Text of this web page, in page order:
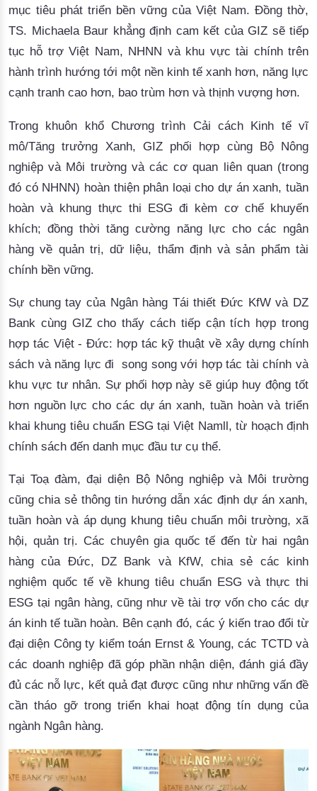
mục tiêu phát triển bền vững của Việt Nam. Đồng thờ,
TS. Michaela Baur khẳng định cam kết của GIZ sẽ tiếp
tục hỗ trợ Việt Nam, NHNN và khu vực tài chính trên
hành trình hướng tới một nền kinh tế xanh hơn, năng lực
cạnh tranh cao hơn, bao trùm hơn và thịnh vượng hơn.
Trong khuôn khổ Chương trình Cải cách Kinh tế vĩ
mô/Tăng trưởng Xanh, GIZ phối hợp cùng Bộ Nông
nghiệp và Môi trường và các cơ quan liên quan(trong
đó có NHNN) hoàn thiện phân loại cho dự án xanh, tuần
hoàn và khung thực thi ESG đi kèm cơ chế khuyến
khích; đồng thời tăng cường năng lực cho các ngân
hàng về quản trị, dữ liệu, thẩm định và sản phẩm tài
chính bền vững.
Sự chung tay của Ngân hàng Tái thiết Đức KfW và DZ
Bank cùng GIZ cho thấy cách tiếp cận tích hợp trong
hợp tác Việt - Đức: hợp tác kỹ thuật về xây dựng chính
sách và năng lực đi song song với hợp tác tài chính và
khu vực tư nhân. Sự phối hợp này sẽ giúp huy động tốt
hơn nguồn lực cho các dự án xanh, tuần hoàn và triển
khai khung tiêu chuẩn ESG tại Việt Namll, từ hoạch định
chính sách đến danh mục đầu tư cụ thể.
Tại Toạ đàm,đại diện Bộ Nông nghiệp và Môi trường
cũng chia sẻ thông tin hướng dẫn xác định dự án xanh,
tuần hoàn và áp dụng khung tiêu chuẩn môi trường, xã
hội, quản trị. Các chuyên gia quốc tế đến từ hai ngân
hàng của Đức, DZ Bank và KfW, chia sẻ các kinh
nghiệm quốc tế về khung tiêu chuẩn ESG và thực thi
ESG tại ngân hàng, cũng như về tài trợ vốn cho các dự
án kinh tế tuần hoàn. Bên cạnh đó, các ý kiến trao đổi từ
đại diện Công ty kiểm toán Ernst& Young, các TCTD và
các doanh nghiệp đã góp phần nhận diện, đánh giá đầy
đủ các nỗ lực, kết quả đạt được cũng như những vấn đề
cần tháo gỡtrong triển khai hoạt động tín dụng của
ngành Ngân hàng.